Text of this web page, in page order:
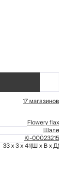
17 магазинов
Flowery flax
Шале
Kl-00023215
33 x 3 x 41(Ш x В x Д)